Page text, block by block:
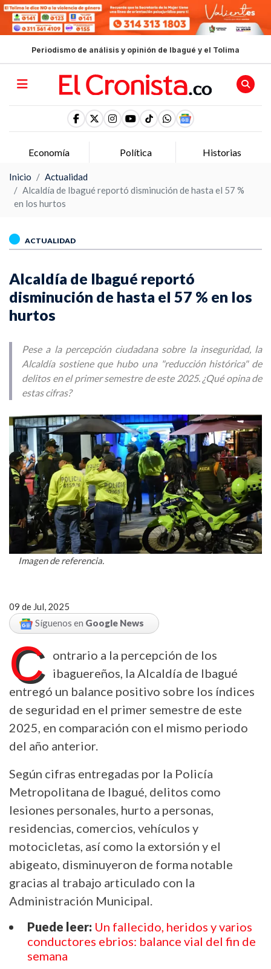
Periodismo de análisis y opinión de Ibagué y el Tolima
Economía Política Historias
Inicio
Actualidad
Alcaldía de Ibagué reportó disminución de hasta el 57 %
en los hurtos
ACTUALIDAD
Alcaldía de Ibagué reportó
disminución de hasta el 57 % en los
hurtos
Pese a la percepción ciudadana sobre la inseguridad, la
Alcaldía sostiene que hubo una "reducción histórica" de
delitos en el primer semestre de este 2025. ¿Qué opina de
estas cifras?
Imagen de referencia.
09 de Jul, 2025
Síguenos en Google News
C
ontrario a la percepción de los
ibaguereños, la Alcaldía de Ibagué
entregó un balance positivo sobre los índices
de seguridad en el primer semestre de este
2025, en comparación con el mismo periodo
del año anterior.
Según cifras entregadas por la Policía
Metropolitana de Ibagué, delitos como
lesiones personales, hurto a personas,
residencias, comercios, vehículos y
motocicletas, así como la extorsión y el
abigeato, disminuyeron de forma notable
gracias al trabajo articulado con la
Administración Municipal.
Puede leer: Un fallecido, heridos y varios
conductores ebrios: balance vial del fin de
semana